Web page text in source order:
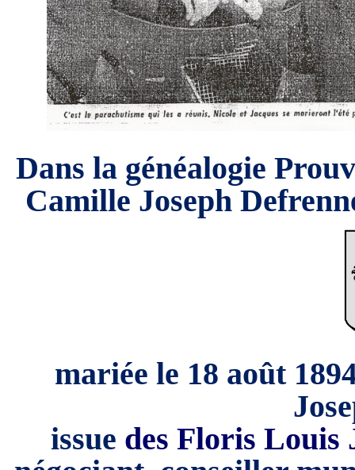
Dans la généalogie
Camille Joseph
mariée le 18 août
issue des Floris Louis